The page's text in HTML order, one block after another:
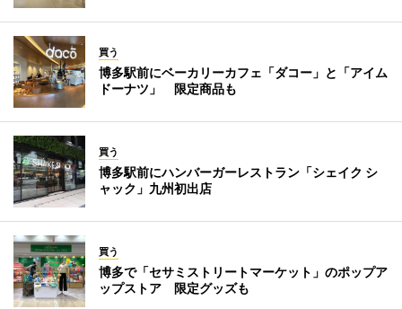
買う
博多駅前にベーカリーカフェ「ダコー」と「アイム
ドーナツ」 限定商品も
買う
博多駅前にハンバーガーレストラン「シェイク シ
ャック」九州初出店
買う
博多で「セサミストリートマーケット」のポップア
ップストア 限定グッズも